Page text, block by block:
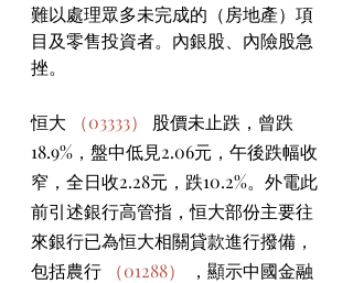
難以處理眾多未完成的（房地產）項
目及零售投資者。內銀股、內險股急
挫。
恒大 （03333）
股價未止跌，曾跌
18.9%，盤中低見2.06元，午後跌幅收
窄，全日收2.28元，跌10.2%。外電此
前引述銀行高管指，恒大部份主要往
來銀行已為恒大相關貸款進行撥備，
包括農行
（01288）
，顯示中國金融